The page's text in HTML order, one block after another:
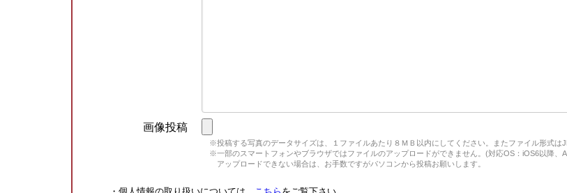
画像投稿
※投稿する写真のデータサイズは、１ファイルあたり８ＭＢ以内にしてください。またファイル形式は
※一部のスマートフォンやブラウザではファイルのアップロードができません。(対応OS：iOS6以降、
アップロードできない場合は、お手数ですがパソコンから投稿お願いします。